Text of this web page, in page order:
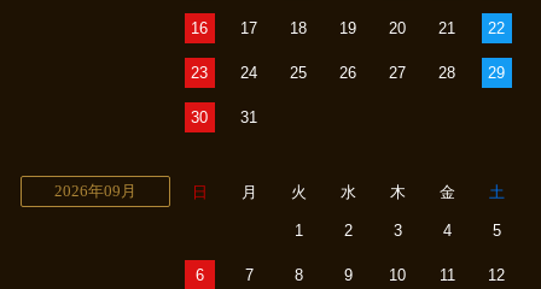
16 17 18 19 20 21 22
23 24 25 26 27 28 29
30 31
2026年09月 日 月 火 水 木 金 土
1 2 3 4 5
6 7 8 9 10 11 12